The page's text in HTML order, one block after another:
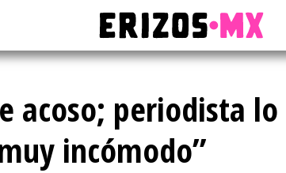
acoso; periodista lo
incómodo”